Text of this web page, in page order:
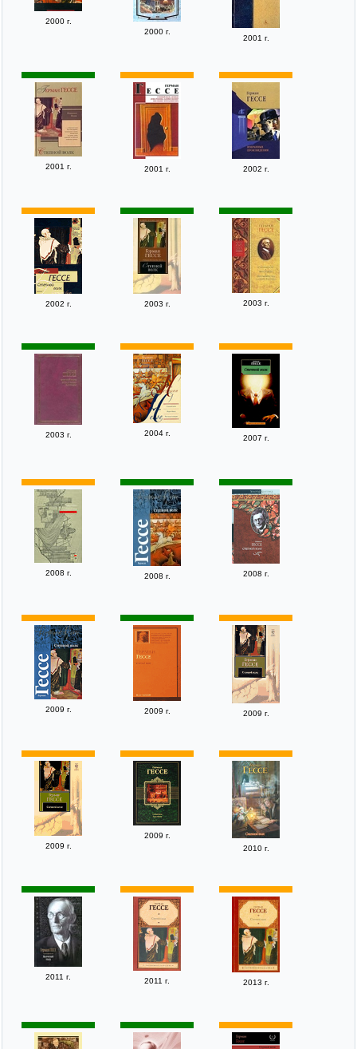
2000 г.
2000 г.
2001 г.
2001 г. 2001 г. 2002 г.
2002 г. 2003 г. 2003 г.
2003 г. 2004 г.
2007 г.
2008 г. 2008 г. 2008 г.
2009 г. 2009 г. 2009 г.
2009 г.
2009 г.
2010 г.
2011 г. 2011 г. 2013 г.